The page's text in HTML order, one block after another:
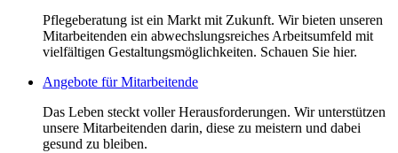
Pflegeberatung ist ein Markt mit Zukunft. Wir bieten unseren
Mitarbeitenden ein abwechslungsreiches Arbeitsumfeld mit
vielfältigen Gestaltungsmöglichkeiten. Schauen Sie hier.
Angebote für Mitarbeitende
Das Leben steckt voller Herausforderungen. Wir unterstützen
unsere Mitarbeitenden darin, diese zu meistern und dabei
gesund zu bleiben.